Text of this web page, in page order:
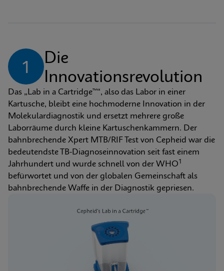
1
Die
Innovationsrevolution
Das „Lab in a Cartridge™“, also das Labor in einer
Kartusche, bleibt eine hochmoderne Innovation in der
Molekulardiagnostik und ersetzt mehrere große
Laborräume durch kleine Kartuschenkammern. Der
bahnbrechende Xpert MTB/RIF Test von Cepheid war die
bedeutendste TB-Diagnoseinnovation seit fast einem
Jahrhundert und wurde schnell von der WHO1
befürwortet und von der globalen Gemeinschaft als
bahnbrechende Waffe in der Diagnostik gepriesen.